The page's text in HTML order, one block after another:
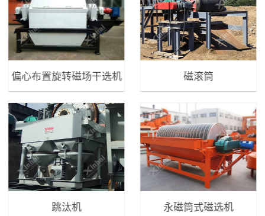
偏心布置旋转磁场干选机 磁滚筒
跳汰机 永磁筒式磁选机